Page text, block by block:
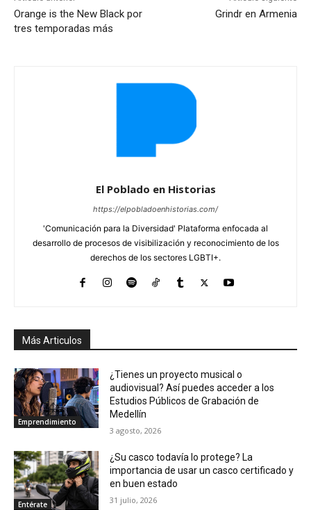
Orange is the New Black por
tres temporadas más
Grindr en Armenia
El Poblado en Historias
https://elpobladoenhistorias.com/
'Comunicación para la Diversidad' Plataforma enfocada al
desarrollo de procesos de visibilización y reconocimiento de los
derechos de los sectores LGBTI+.
Más Articulos
Emprendimiento
¿Tienes un proyecto musical o
audiovisual? Así puedes acceder a los
Estudios Públicos de Grabación de
Medellín
3 agosto, 2026
Entérate
¿Su casco todavía lo protege? La
importancia de usar un casco certificado y
en buen estado
31 julio, 2026